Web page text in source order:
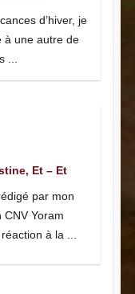
d’hiver, je
à une autre de
Et – Et
par mon
Yoram
à la